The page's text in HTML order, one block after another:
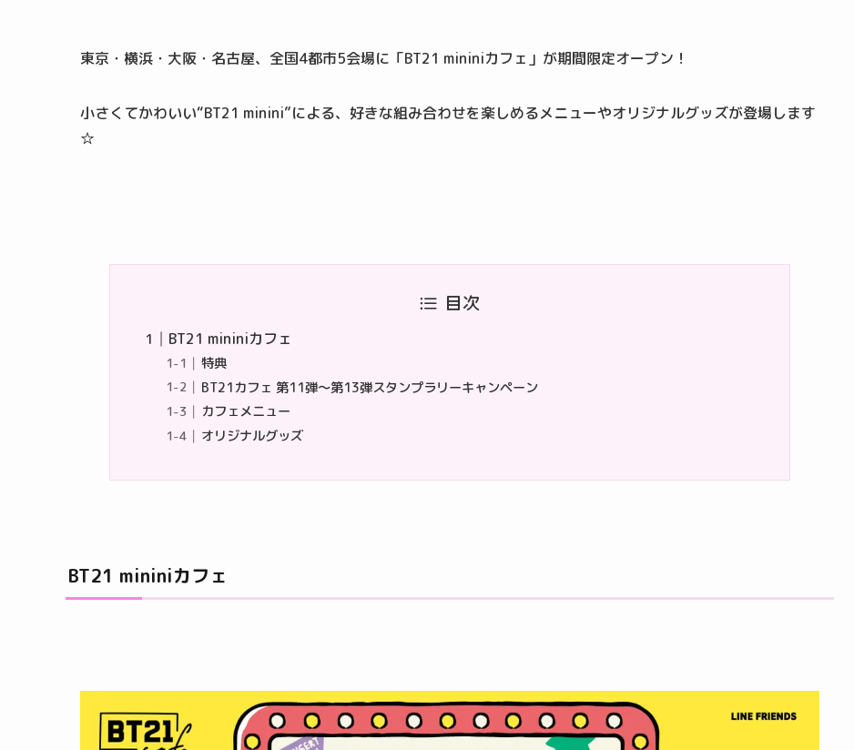
東京・横浜・大阪・名古屋、全国4都市5会場に「BT21 mininiカフェ」が期間限定オープン！
小さくてかわいい“BT21 minini”による、好きな組み合わせを楽しめるメニューやオリジナルグッズが登場します
☆
目次
BT21 mininiカフェ
特典
BT21カフェ 第11弾～第13弾スタンプラリーキャンペーン
カフェメニュー
​オリジナルグッズ
BT21 mininiカフェ